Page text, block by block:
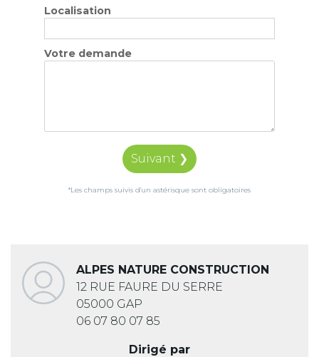
Localisation
Votre demande
Suivant ❯
*Les champs suivis d'un astérisque sont obligatoires
ALPES NATURE CONSTRUCTION
12 RUE FAURE DU SERRE
05000 GAP
06 07 80 07 85
Dirigé par